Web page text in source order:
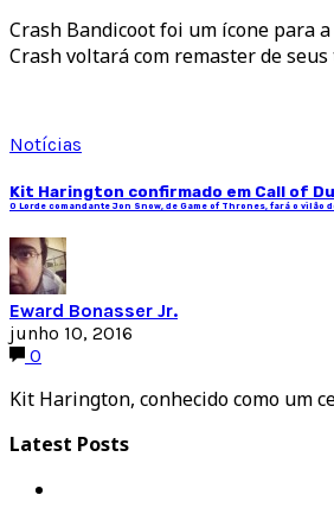
Crash Bandicoot foi um ícone para
Crash voltará com remaster de
Notícias
Kit Harington confirmado em Call of
O Lorde comandante Jon Snow, de Game of Thrones, fará o vilão
Eward Bonasser Jr.
junho 10, 2016
0
Kit Harington, conhecido como um
Latest Posts